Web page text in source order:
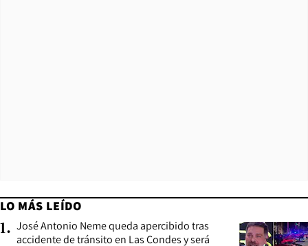
LO MÁS LEÍDO
1. José Antonio Neme queda apercibido tras
accidente de tránsito en Las Condes y será